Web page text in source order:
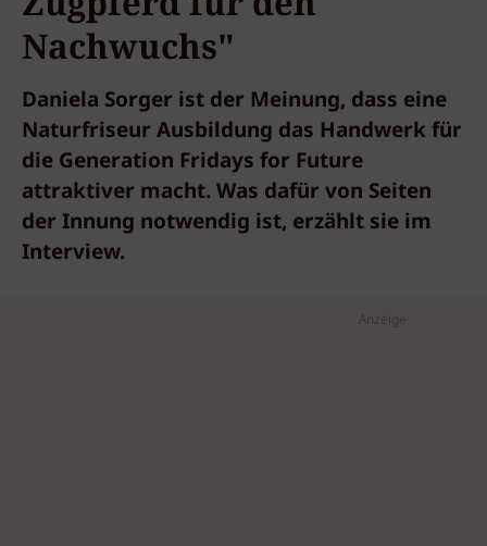
Nachwuchs"
Daniela Sorger ist der Meinung, dass eine
Naturfriseur Ausbildung das Handwerk für
die Generation Fridays for Future
attraktiver macht. Was dafür von Seiten
der Innung notwendig ist, erzählt sie im
Interview.
Anzeige